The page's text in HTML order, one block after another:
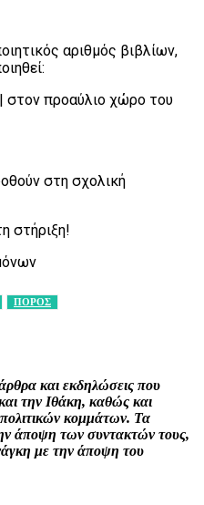
αριθμός βιβλίων,
στον προαύλιο χώρο του
στη σχολική
στήριξη!
ΠΟΡΟΣ
και εκδηλώσεις που
την Ιθάκη, καθώς και
κομμάτων. Τα
άποψη των συντακτών τους,
με την άποψη του